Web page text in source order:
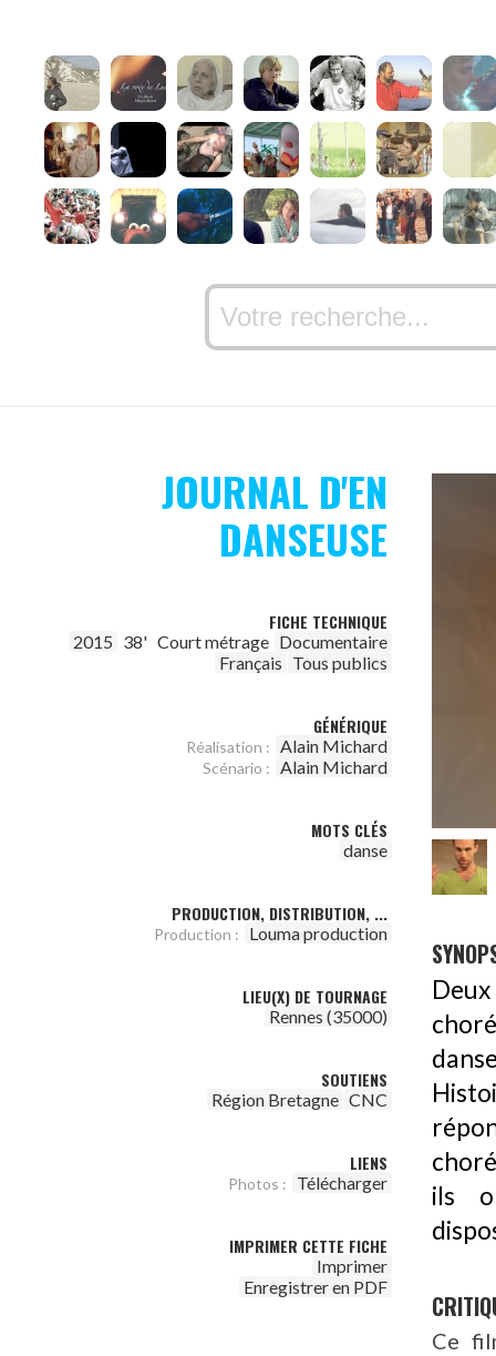
JOURNAL D'EN
DANSEUSE
FICHE TECHNIQUE
2015 38' Court métrage Documentaire
Français Tous publics
GÉNÉRIQUE
Réalisation : Alain Michard
Scénario : Alain Michard
MOTS CLÉS
danse
PRODUCTION, DISTRIBUTION, ...
Production : Louma production
LIEU(X) DE TOURNAGE
Rennes (35000)
SOUTIENS
Région Bretagne CNC
LIENS
Photos : Télécharger
IMPRIMER CETTE FICHE
Imprimer
Enregistrer en PDF
ils
Ce